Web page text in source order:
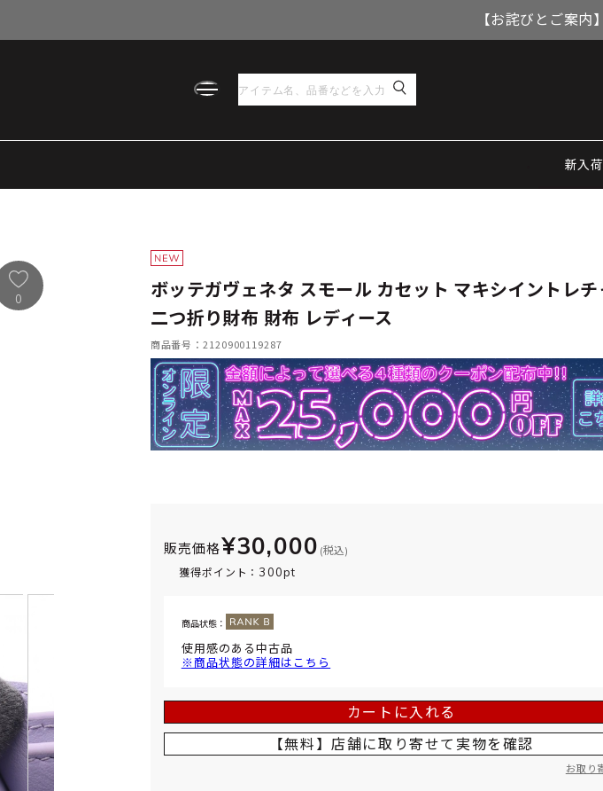
【お詫びとご案
新入荷
0
ボッテガヴェネタ スモール カセット マキシイントレ
二つ折り財布 財布 レディース
商品番号：2120900119287
販売価格¥30,000 (税込)
獲得ポイント： 300pt
商品状態：
使用感のある中古品
※商品状態の詳細はこちら
カートに入れる
【無料】店舗に取り寄せて 実物を確認
お取り